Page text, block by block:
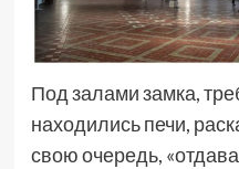
Под залами замка,
находились печи,
свою очередь,